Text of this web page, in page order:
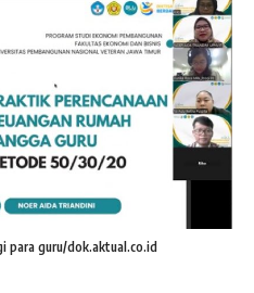
para guru/dok.aktual.co.id